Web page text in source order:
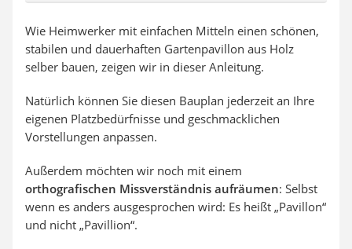
Wie Heimwerker mit einfachen Mitteln einen schönen,
stabilen und dauerhaften Gartenpavillon aus Holz
selber bauen, zeigen wir in dieser Anleitung.
Natürlich können Sie diesen Bauplan jederzeit an Ihre
eigenen Platzbedürfnisse und geschmacklichen
Vorstellungen anpassen.
Außerdem möchten wir noch mit einem
orthografischen Missverständnis aufräumen: Selbst
wenn es anders ausgesprochen wird: Es heißt „Pavillon“
und nicht „Pavillion“.